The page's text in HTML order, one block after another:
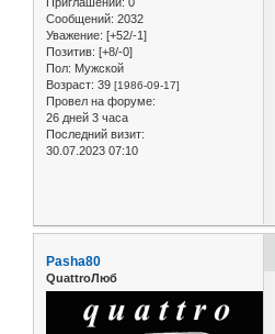
Сообщений: 2032
Уважение: [+52/-1]
Позитив: [+8/-0]
Пол: Мужской
Возраст: 39 [1986-09-17]
Провел на форуме:
26 дней 3 часа
Последний визит:
30.07.2023 07:10
Pasha80
QuattroЛюб